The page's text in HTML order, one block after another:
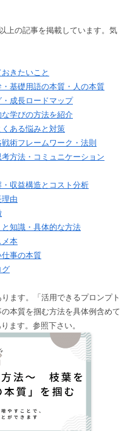
上の記事を掲載しています。気
きたいこと
基礎用語の本質・人の本質
・成長ロードマップ
学びの方法を紹介
ある悩みと対策
フレームワーク・法則
方法・コミュニケーション
収益構造とコスト分析
由
識・具体的な方法
本
事の本質
ます。「活用できるプロンプト
本質を掴む方法を具体例含めて
ます。参照下さい。